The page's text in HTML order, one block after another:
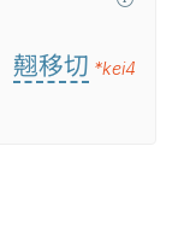
翹移切 *kei4